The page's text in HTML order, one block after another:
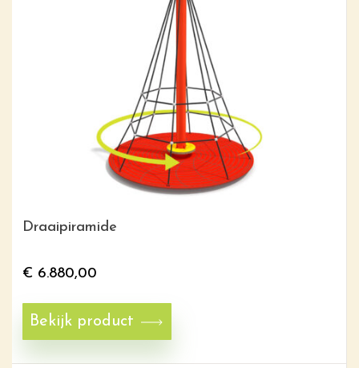
Draaipiramide
€ 6.880,00
Bekijk product